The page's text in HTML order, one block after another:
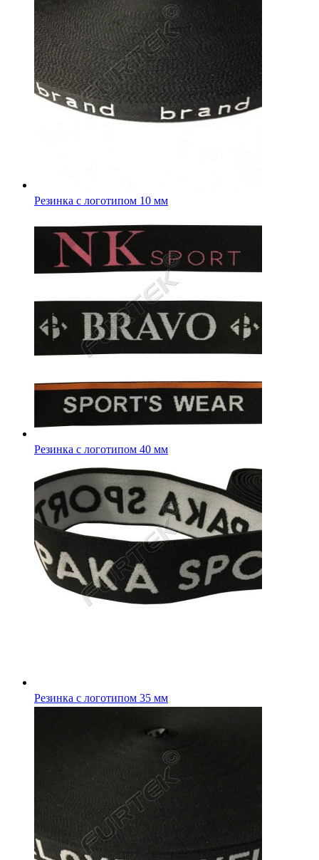
Резинка с логотипом 40 мм
Резинка с логотипом 35 мм
Резинка с логотипом 15 мм